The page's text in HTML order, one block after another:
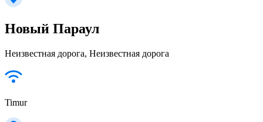
Новый Параул
Неизвестная дорога, Неизвестная дорога
Timur